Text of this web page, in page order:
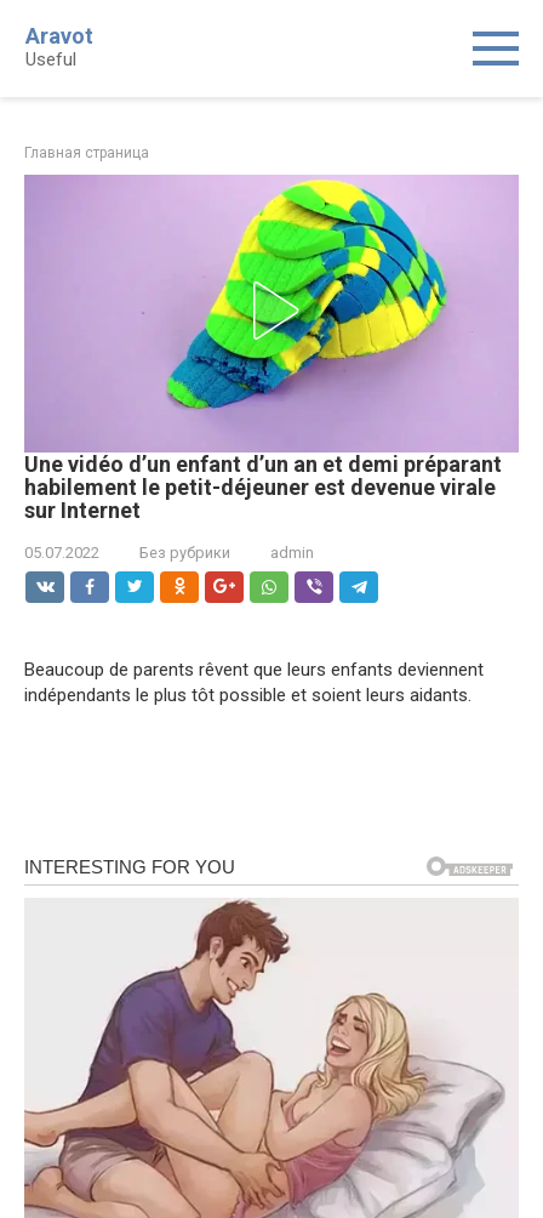
content
Aravot
Useful
Главная страница
Une vidéo d’un enfant d’un an et demi préparant
habilement le petit-déjeuner est devenue virale
sur Internet
05.07.2022 Без рубрики admin
Beaucoup de parents rêvent que leurs enfants deviennent
indépendants le plus tôt possible et soient leurs aidants.